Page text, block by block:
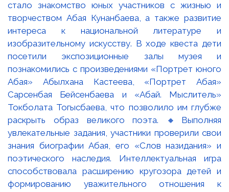
стало знакомство юных участников с жизнью и
творчеством Абая Кунанбаева, а также развитие
интереса к национальной литературе и
изобразительному искусству. В ходе квеста дети
посетили экспозиционные залы музея и
познакомились с произведениями «Портрет юного
Абая» Абылхана Кастеева, «Портрет Абая»
Сарсенбая Бейсенбаева и «Абай. Мыслитель»
Токболата Тогысбаева, что позволило им глубже
раскрыть образ великого поэта. 🔸Выполняя
увлекательные задания, участники проверили свои
знания биографии Абая, его «Слов назидания» и
поэтического наследия. Интеллектуальная игра
способствовала расширению кругозора детей и
формированию уважительного отношения к